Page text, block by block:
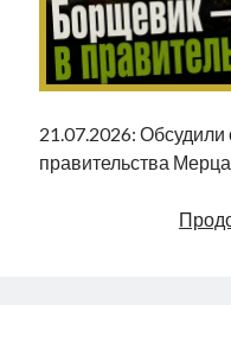
21.07.2026: Обсудили
правительства